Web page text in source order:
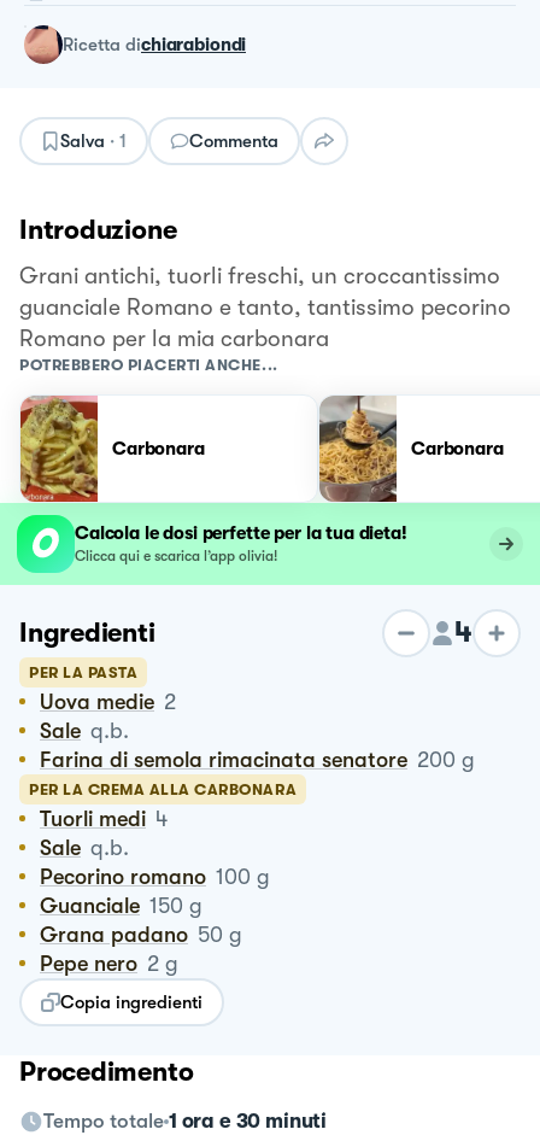
ricetta dichiarabiondi
Salva · 1 Commenta
Introduzione
Grani antichi, tuorli freschi, un croccantissimo
guanciale Romano e tanto, tantissimo pecorino
Romano per la mia carbonara
POTREBBERO PIACERTI ANCHE...
Carbonara Carbonara
Calcola le dosi perfette per la tua dieta!
Clicca qui e scarica l’app olivia!
Ingredienti 4
PER LA PASTA
Uova medie 2
Sale q.b.
Farina di semola rimacinata senatore 200 g
PER LA CREMA ALLA CARBONARA
Tuorli medi 4
Sale q.b.
Pecorino romano 100 g
Guanciale 150 g
Grana padano 50 g
Pepe nero 2 g
Copia ingredienti
Procedimento
Tempo totale 1 ora e 30 minuti